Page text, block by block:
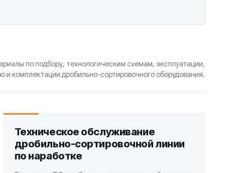
по подбору, технологическим схемам, эксплуатации,
и комплектации дробильно-сортировочного оборудования.
Техническое обслуживание
дробильно-сортировочной линии
по наработке